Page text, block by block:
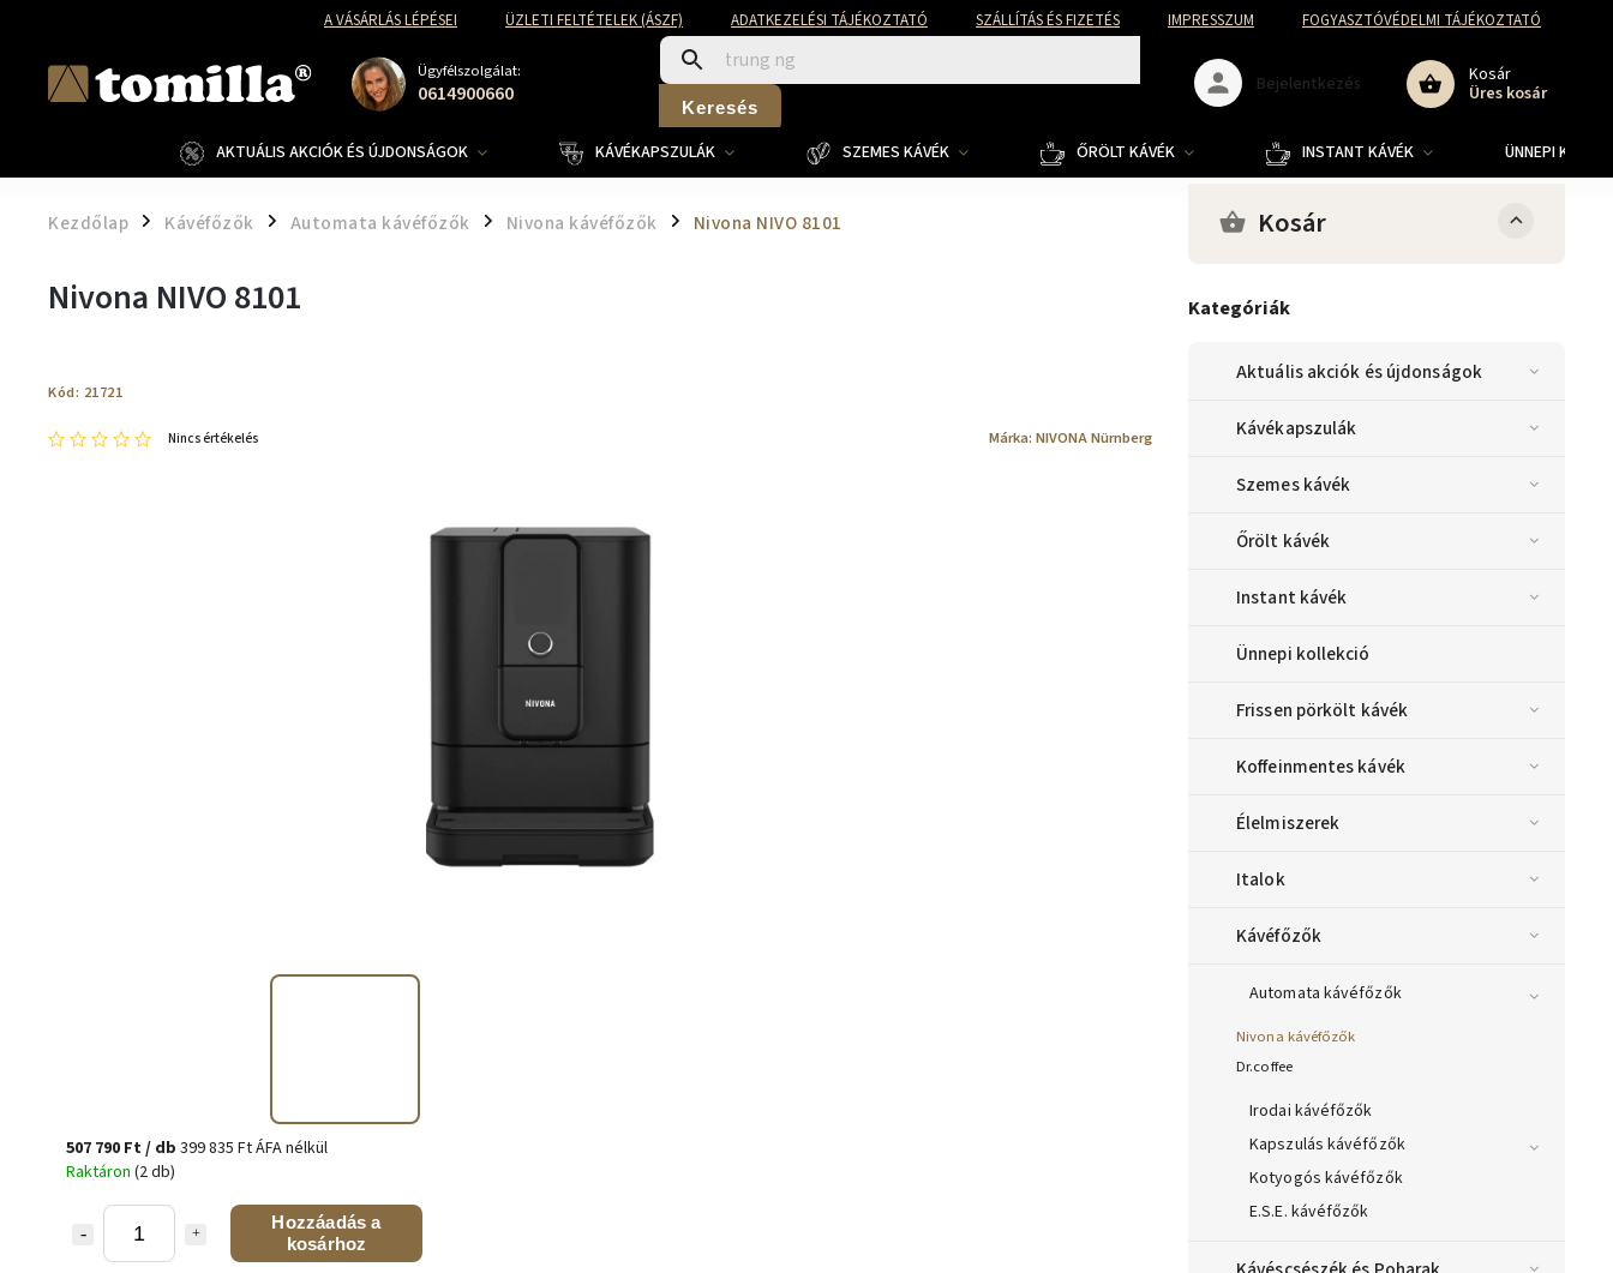
A VÁSÁRLÁS LÉPÉSEI ÜZLETI FELTÉTELEK (ÁSZF) ADATKEZELÉSI TÁJÉKOZTATÓ SZÁLLÍTÁS ÉS FIZETÉS IMPRESSZUM FOGYASZTÓVÉDELMI TÁJÉKOZTATÓ
Ügyfélszolgálat:
0614900660 Keresés
Kosár
Üres kosár
Bejelentkezés
AKTUÁLIS AKCIÓK ÉS ÚJDONSÁGOK KÁVÉKAPSZULÁK SZEMES KÁVÉK ŐRÖLT KÁVÉK INSTANT KÁVÉK ÜNNEPI
Kezdőlap / Kávéfőzők / Automata kávéfőzők / Nivona kávéfőzők / Nivona NIVO 8101 Kosár
Kategóriák
Aktuális akciók és újdonságok
Kávékapszulák
Szemes kávék
Őrölt kávék
Instant kávék
Ünnepi kollekció
Frissen pörkölt kávék
Koffeinmentes kávék
Élelmiszerek
Italok
Kávéfőzők
Automata kávéfőzők
Nivona kávéfőzők
Dr.coffee
Irodai kávéfőzők
Kapszulás kávéfőzők
Kotyogós kávéfőzők
E.S.E. kávéfőzők
Nivona NIVO 8101
Kód: 21721
Nincs értékelés Márka: NIVONA Nürnberg
507 790 Ft/ db 399 835 Ft ÁFA nélkül
Raktáron (2 db)
Hozzáadás a
kosárhoz